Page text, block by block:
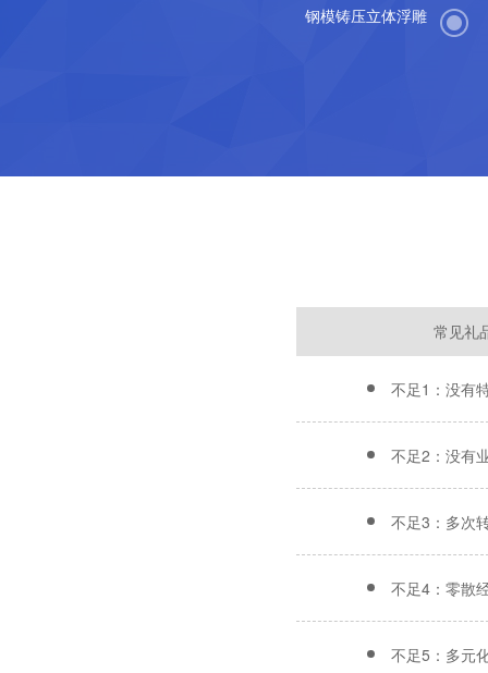
钢模铸压立体浮雕
常见礼
不足1：没有
不足2：没有
不足3：多次
不足4：零散
不足5：多元